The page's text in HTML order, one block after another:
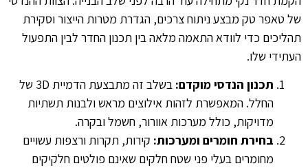
של טאפר טק מבצע ניתוח צרכים, הגדרת מטרות הייצור וסקירת
תהליכים כדי לוודא התאמה מלאה בין תכנון החדר לבין התפעול
העתידי שלו.
תכנון הנדסי מוקדם:
בשלב זה מתבצעת הדמיית 3D של
החלל. המאפשרת לזהות אילוצים מראש ולבנות תשתיות
מדויקות, כולל מערכות אוורור, חשמל ובקרה.
בחירת חומרים ומערכות: קירות, תקרות ורצפות עשויים
מחומרים בעלי פני שטח חלקים שאינם פולטים חלקיקים